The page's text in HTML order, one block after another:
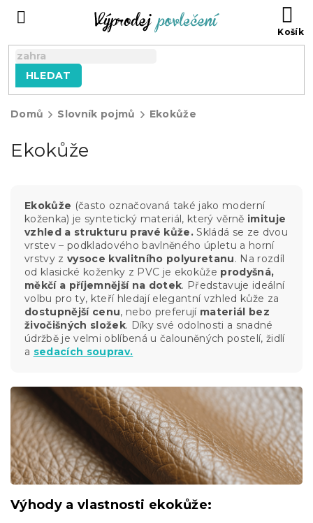
HLEDAT
Domů Slovník pojmů Ekokůže
Ekokůže
Ekokůže (často označovaná také jako moderní
koženka) je syntetický materiál, který věrně imituje
vzhled a strukturu pravé kůže. Skládá se ze dvou
vrstev – podkladového bavlněného úpletu a horní
vrstvy z vysoce kvalitního polyuretanu. Na rozdíl
od klasické koženky z PVC je ekokůže prodyšná,
měkčí a příjemnější na dotek. Představuje ideální
volbu pro ty, kteří hledají elegantní vzhled kůže za
dostupnější cenu, nebo preferují materiál bez
živočišných složek. Díky své odolnosti a snadné
údržbě je velmi oblíbená u čalouněných postelí, židlí
a sedacích souprav.
Výhody a vlastnosti ekokůže: